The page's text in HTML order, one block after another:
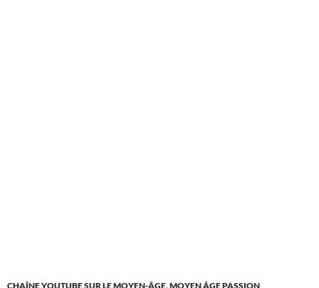
CHAÎNE YOUTUBE SUR LE MOYEN-ÂGE,MOYEN ÂGE PASSION